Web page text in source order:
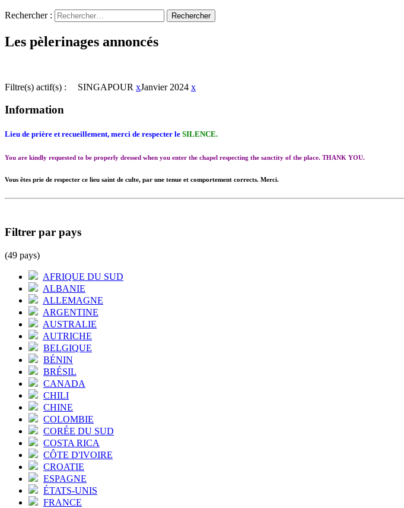
Rechercher :
Les pèlerinages annoncés
Filtre(s) actif(s) : SINGAPOUR xJanvier 2024 x
Information
Lieu de prière et recueillement, merci de respecter le SILENCE.
You are kindly requested to be properly dressed when you enter the chapel respecting the sanctity of the place. THANK YOU.
Vous êtes prie de respecter ce lieu saint de culte, par une tenue et comportement corrects. Merci.
Filtrer par pays
(49 pays)
AFRIQUE DU SUD
ALBANIE
ALLEMAGNE
ARGENTINE
AUSTRALIE
AUTRICHE
BELGIQUE
BÉNIN
BRÉSIL
CANADA
CHILI
CHINE
COLOMBIE
CORÉE DU SUD
COSTA RICA
CÔTE D'IVOIRE
CROATIE
ESPAGNE
ÉTATS-UNIS
FRANCE